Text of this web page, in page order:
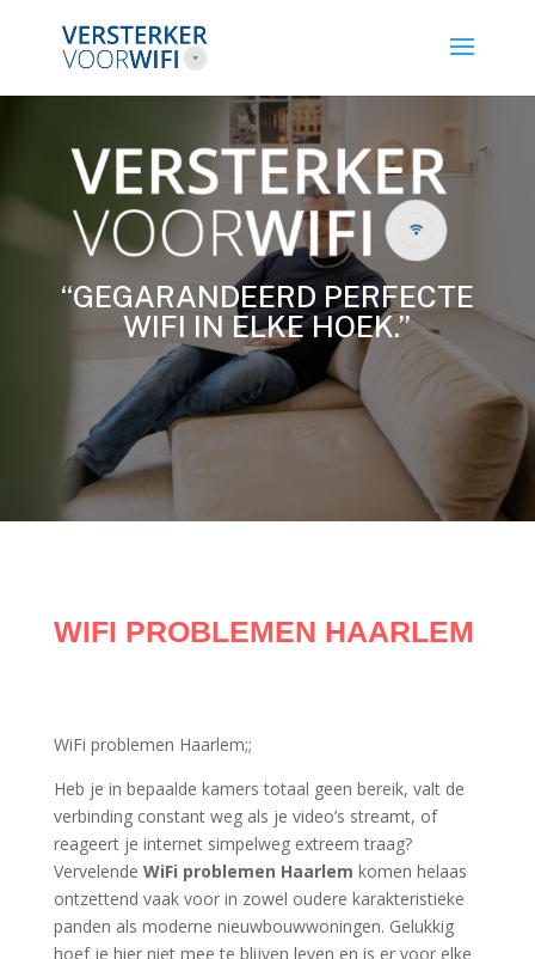
“GEGARANDEERD PERFECTE
WIFI IN ELKE HOEK.”
WIFI PROBLEMEN HAARLEM
WiFi problemen Haarlem;;
Heb je in bepaalde kamers totaal geen bereik, valt de
verbinding constant weg als je video’s streamt, of
reageert je internet simpelweg extreem traag?
Vervelende WiFi problemen Haarlem komen helaas
ontzettend vaak voor in zowel oudere karakteristieke
panden als moderne nieuwbouwwoningen. Gelukkig
hoef je hier niet mee te blijven leven en is er voor elke